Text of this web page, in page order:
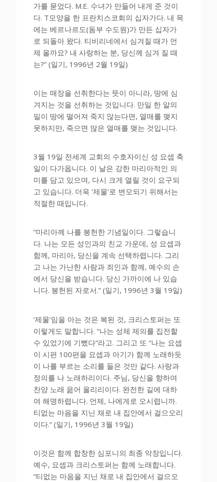
가를 묻었다. M.E. 수녀가 만들어 내게 준 것이
다. T모양을 한 프란치스코회의 십자가다. 내 목
에는 베르나르도(돔부 수도원)가 만든 십자가
로 되돌아 왔다. 티비리네에서 심겨질 때가 언
제 올까요? 내 사랑하는 분, 당신께 심겨 질 때
는?” (일기, 1996년 2월 19일)
이는 매장을 선취한다는 뜻이 아니라, 땅에 심
겨지는 것을 선취하는 것입니다. 만일 한 알의
밀이 땅에 떨어져 죽지 않는다면, 열매를 맺지
못하지만, 죽으면 많은 열매를 맺는 것입니다.
3월 19일 전세계 교회의 수호자이신 성 요셉 축
일이 다가옵니다. 이 날은 강한 마리아적인 의
미를 담고 있으며, 다시 크게 열릴 것이 요구되
고 있습니다. 더욱 ‘제물’로 변모되기 위해서는
적절한 때입니다.
“마리아께 나를 봉헌한 기념일이다. 그렇습니
다. 나는 모든 성인과의 친교 가운데, 성 요셉과
함께, 마리아, 당신을 계속 선택하렵니다. 그리
고 나는 가난한 사람과 죄인과 함께, 예수의 손
에서 당신을 받습니다. 당신 가까이에 나 있습
니다. 봉헌된 자로서.” (일기, 1996년 3월 19일)
‘제물’임을 아는 것은 복된 것, 크리스토퍼는 또
이렇게도 말합니다. “나는 성체 제의를 집전할
수 있었기에 기뻤다”라고. 그리고 또 “나는 요셉
이 시편 100편을 요셉과 아기가 함께 노래하듯
이 나를 부르는 소리를 들은 것만 같다. 사랑과
정의를 나 노래하리이다. 주님, 당신을 향하여
찬양 노래 읊어 올리리이다. 완전한 길에 대하
여 해명하렵니다. 언제, 나에게로 오시렵니까.
티없는 마음을 지닌 채로 내 집안에서 걸으오리
이다.” (일기, 1996년 3월 19일)
이것은 함께 합창한 심포니의 최종 악장입니다.
예수, 요셉과 크리스토퍼는 함께 노래합니다.
“티없는 마음을 지닌 채로 내 집안에서 걸으오